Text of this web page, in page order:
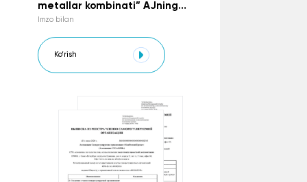
metallar kombinati” AJning
Komplayens SIYOSATI
Imzo bilan
Ko‘rish